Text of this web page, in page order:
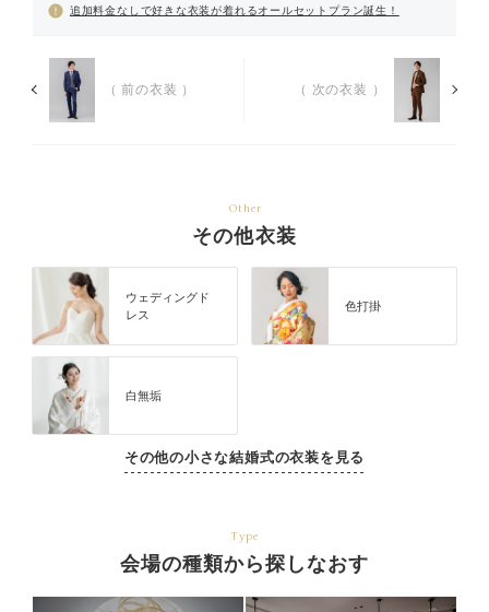
追加料金なしで好きな衣装が着れるオールセットプラン誕生！
（ 前の衣装 ） （ 次の衣装 ）
Other
その他衣装
ウェディングド
レス
色打掛
白無垢
その他の小さな結婚式の衣装を見る
Type
会場の種類から探しなおす